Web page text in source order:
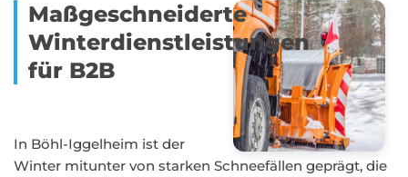
Maßgeschneiderte
Winterdienstleistungen
für B2B
In Böhl-Iggelheim ist der
Winter mitunter von starken Schneefällen geprägt, die